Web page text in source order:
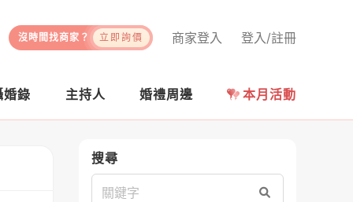
登入/註冊
商家登入
沒時間找商家？ 立即詢價
婚錄 主持人 婚禮周邊 本月活動
搜尋
搜尋